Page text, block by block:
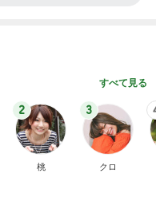
すべて見る
2
桃
3
クロ